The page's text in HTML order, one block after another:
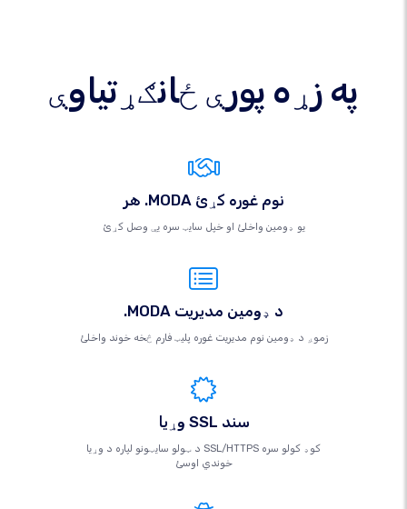
په زړه پورې ځانګړتیاوې
هر .MODA نوم غوره کړئ
یو ډومین واخلئ او خپل سایټ سره یې وصل کړئ
.MODA د ډومین مدیریت
زموږ د ډومین نوم مدیریت غوره پلیټ فارم څخه خوند واخلئ
وړیا SSL سند
د ټولو سایټونو لپاره د وړیا SSL/HTTPS کوډ کولو سره
خوندي اوسئ